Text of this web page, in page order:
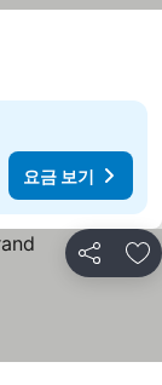
요금 보기
공유 즐